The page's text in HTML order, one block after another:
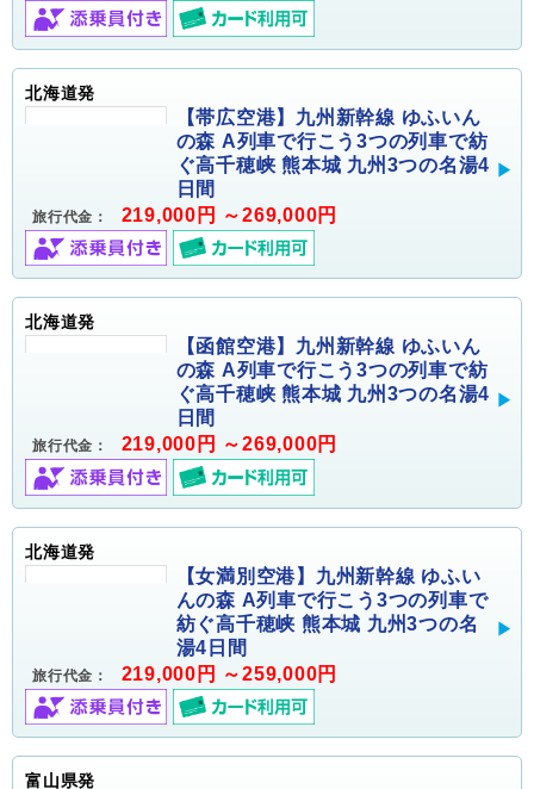
北海道発
【帯広空港】九州新幹線 ゆふいん
の森 A列車で行こう3つの列車で紡
ぐ高千穂峡 熊本城 九州3つの名湯4
日間
旅行代金： 219,000円 ～269,000円
北海道発
【函館空港】九州新幹線 ゆふいん
の森 A列車で行こう3つの列車で紡
ぐ高千穂峡 熊本城 九州3つの名湯4
日間
旅行代金： 219,000円 ～269,000円
北海道発
【女満別空港】九州新幹線 ゆふい
んの森 A列車で行こう3つの列車で
紡ぐ高千穂峡 熊本城 九州3つの名
湯4日間
旅行代金： 219,000円 ～259,000円
富山県発